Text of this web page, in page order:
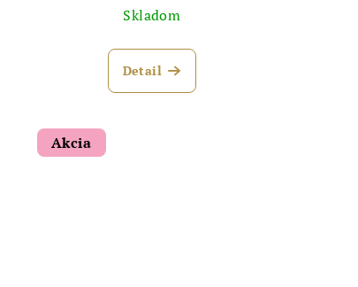
Skladom
Detail
Akcia